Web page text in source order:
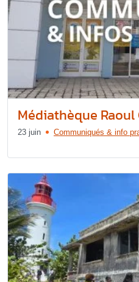
Médiathèque Raoul
23 juin Communiqués & info